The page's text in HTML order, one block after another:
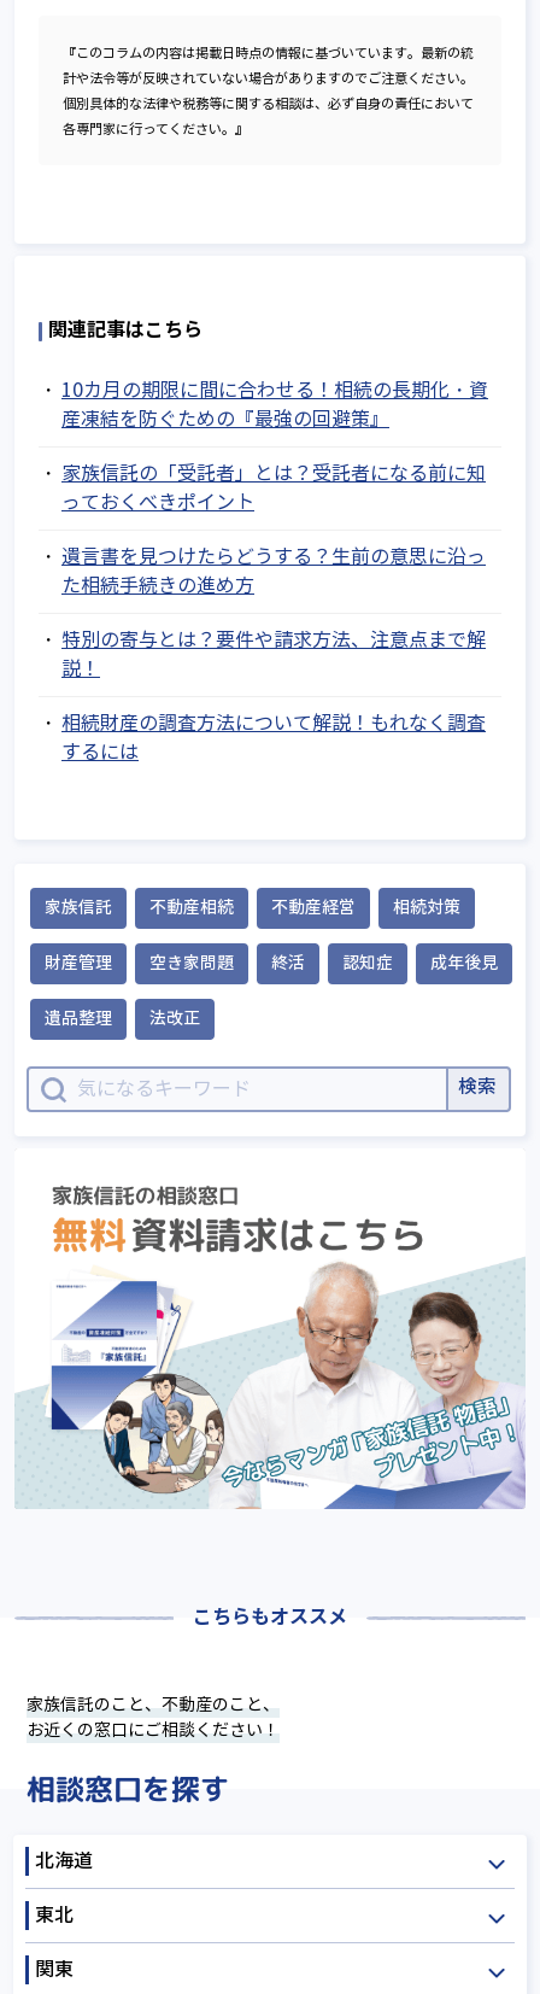
『このコラムの内容は掲載日時点の情報に基づいています。最新の統
計や法令等が反映されていない場合がありますのでご注意ください。
個別具体的な法律や税務等に関する相談は、必ず自身の責任において
各専門家に行ってください。』
関連記事はこちら
10カ月の期限に間に合わせる！相続の長期化・資
産凍結を防ぐための『最強の回避策』
家族信託の「受託者」とは？受託者になる前に知
っておくべきポイント
遺言書を見つけたらどうする？生前の意思に沿っ
た相続手続きの進め方
特別の寄与とは？要件や請求方法、注意点まで解
説！
相続財産の調査方法について解説！もれなく調査
するには
家族信託 不動産相続 不動産経営 相続対策
財産管理 空き家問題 終活 認知症 成年後見
遺品整理 法改正
こちらもオススメ
家族信託のこと、不動産のこと、
お近くの窓口にご相談ください！
相談窓口を探す
北海道
北海道
東北
青森
関東